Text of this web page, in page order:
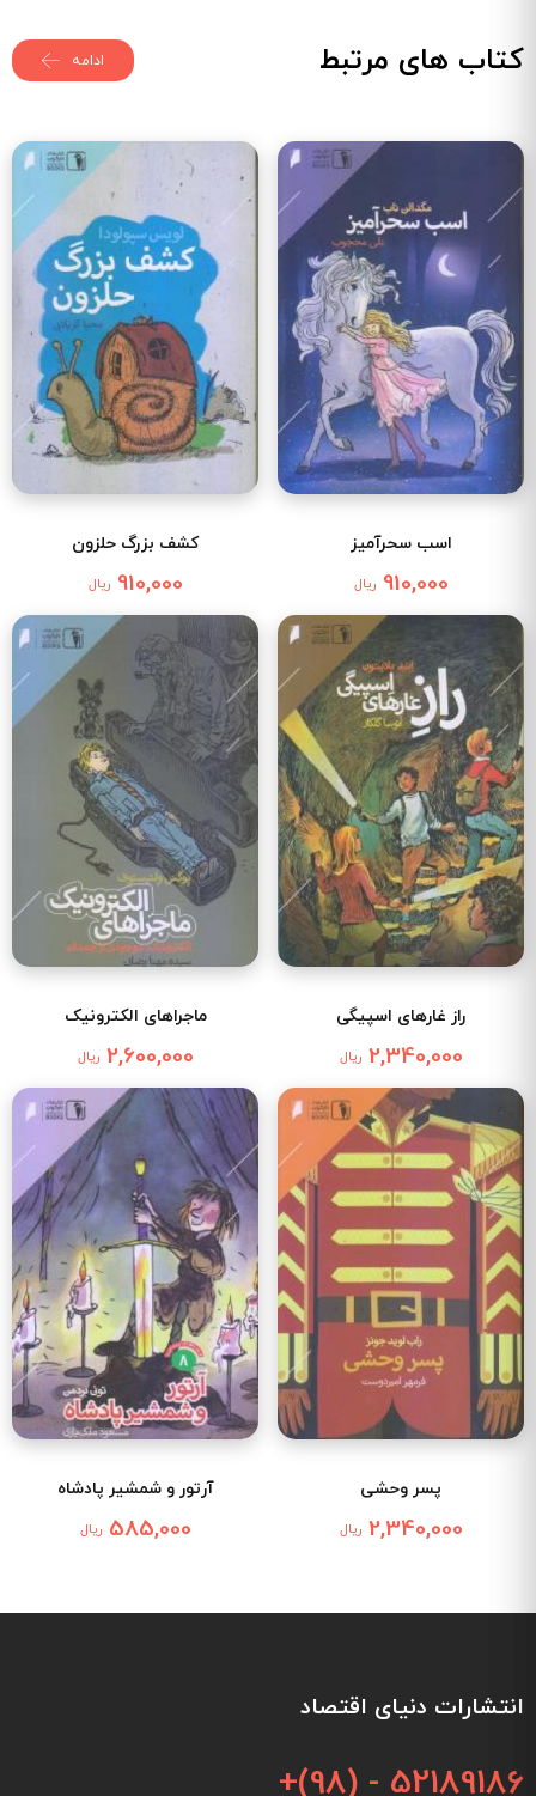
کتاب های مرتبط ادامه
اسب سحرآمیز
910,000 ریال
کشف بزرگ حلزون
910,000 ریال
راز غارهای اسپیگی
2,340,000 ریال
ماجراهای الکترونیک
2,600,000 ریال
پسر وحشی
2,340,000 ریال
آرتور و شمشیر پادشاه
585,000 ریال
انتشارات دنیای اقتصاد
+(98) - 52189186